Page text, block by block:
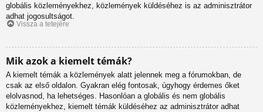
globális közleményekhez, közlemények küldéséhez is az adminisztrátor
adhat jogosultságot.
Vissza a tetejére
Mik azok a kiemelt témák?
A kiemelt témák a közlemények alatt jelennek meg a fórumokban, de
csak az első oldalon. Gyakran elég fontosak, úgyhogy érdemes őket
elolvasnod, ha lehetséges. Hasonlóan a globális és nem globális
közleményekhez, kiemelt témák küldéséhez az adminisztrátor adhat